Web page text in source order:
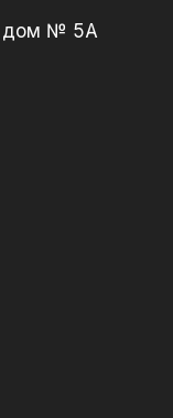
дом № 5А